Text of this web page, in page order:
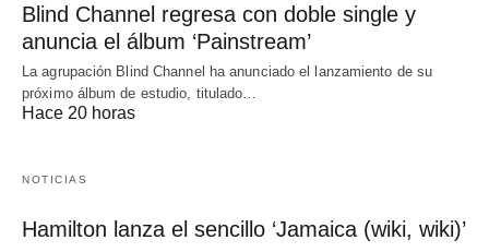
Blind Channel regresa con doble single y
anuncia el álbum ‘Painstream’
La agrupación Blind Channel ha anunciado el lanzamiento de su
próximo álbum de estudio, titulado…
Hace 20 horas
NOTICIAS
Hamilton lanza el sencillo ‘Jamaica (wiki, wiki)’